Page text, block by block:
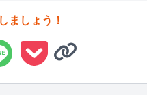
ましょう！